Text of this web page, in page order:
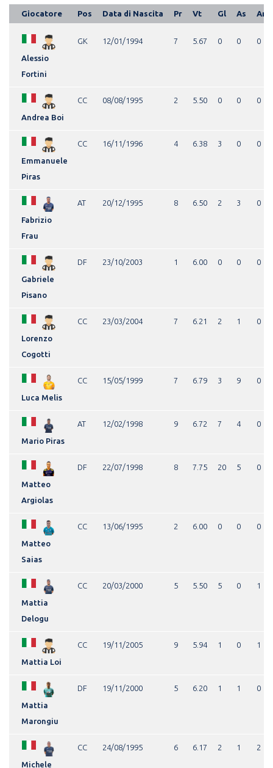
Giocatore Pos Data di Nascita Pr Vt Gl As Am
Alessio
Fortini
GK 12/01/1994 7 5.67 0 0 0
Andrea Boi
CC 08/08/1995 2 5.50 0 0 0
Emmanuele
Piras
CC 16/11/1996 4 6.38 3 0 0
Fabrizio
Frau
AT 20/12/1995 8 6.50 2 3 0
Gabriele
Pisano
DF 23/10/2003 1 6.00 0 0 0
Lorenzo
Cogotti
CC 23/03/2004 7 6.21 2 1 0
Luca Melis
CC 15/05/1999 7 6.79 3 9 0
Mario Piras
AT 12/02/1998 9 6.72 7 4 0
Matteo
Argiolas
DF 22/07/1998 8 7.75 20 5 0
Matteo
Saias
CC 13/06/1995 2 6.00 0 0 0
Mattia
Delogu
CC 20/03/2000 5 5.50 5 0 1
Mattia Loi
CC 19/11/2005 9 5.94 1 0 1
Mattia
Marongiu
DF 19/11/2000 5 6.20 1 1 0
Michele
CC 24/08/1995 6 6.17 2 1 2